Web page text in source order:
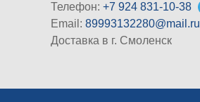
Телефон:+7 924 831-10-38
Email:89993132280@mail.ru
Доставка в г. Смоленск